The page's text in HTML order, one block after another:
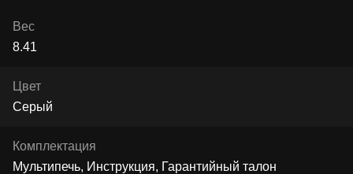
Вес
8.41
Цвет
Серый
Комплектация
Мультипечь, Инструкция, Гарантийный талон